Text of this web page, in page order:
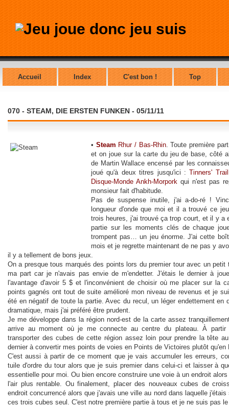
Accueil Index C'est bon ! Top
070 - STEAM, DIE ERSTEN FUNKEN - 05/11/11
• Steam Rhur / Bas-Rhin. Toute première
et on joue sur la carte du jeu de base, côté
de Martin Wallace encensé par les
joué qu'à deux titres jusqu'ici :Tinners' Trail
Disque-Monde Ankh-Morpork qui n'est pas
monsieur fait d'habitude.
Pas de suspense inutile, j'ai a-do-ré !
longueur d'onde que moi et il a trouvé ce
trois heures, j'ai trouvé ça trop court, et il y a
partie sur les moments clés de chaque
trompent pas… un jeu énorme. J'ai cette
mois et je regrette maintenant de ne pas y
il y a tellement de bons jeux.
On a presque tous marqués des points lors du premier tour avec un petit
ma part car je n'avais pas envie de m'endetter. J'étais le dernier à
l'avantage d'avoir 5 $ et l'inconvénient de choisir où me placer sur la
points gagnés ont tout de suite amélioré mon niveau de revenus et je
été en négatif de toute la partie. Avec du recul, un léger endettement en
dramatique, mais j'ai préféré être prudent.
Je me développe dans la région nord-est de la carte assez
arrive au moment où je me connecte au centre du plateau. À
transporter des cubes de cette région assez loin pour prendre la tête
dernier à convertir mes points de voies en Points de Victoires plutôt qu'en
C'est aussi à partir de ce moment que je vais accumuler les erreurs,
tuile d'ordre du tour alors que je suis premier dans celui-ci et laisser à
essentielle pour moi. Ou bien encore construire une voie à un endroit
l'air plus rentable. Ou finalement, placer des nouveaux cubes de
endroit concurrencé alors que j'avais une ville au nord dans laquelle
ces trois cubes seul. C'est notre première partie à tous et je ne suis pas